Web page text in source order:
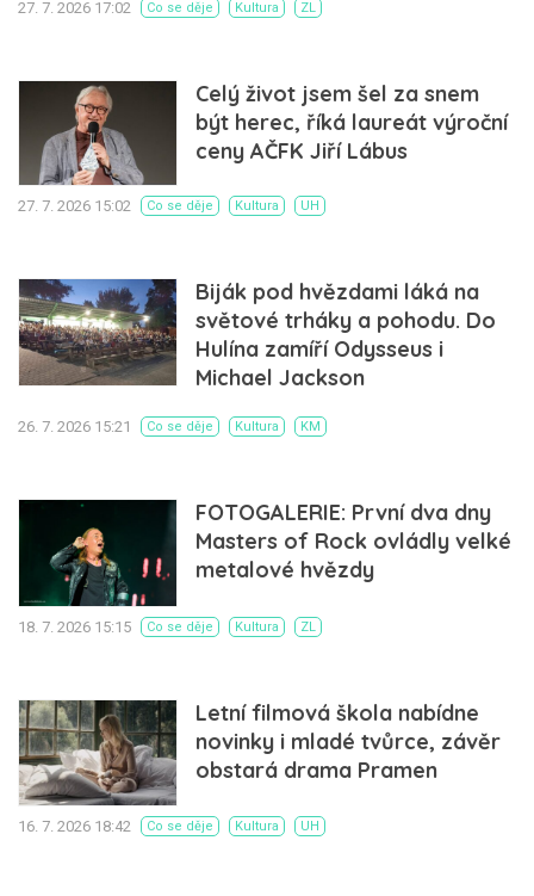
27. 7. 2026 17:02 Co se děje Kultura ZL
Celý život jsem šel za snem
být herec, říká laureát výroční
ceny AČFK Jiří Lábus
27. 7. 2026 15:02 Co se děje Kultura UH
Biják pod hvězdami láká na
světové trháky a pohodu. Do
Hulína zamíří Odysseus i
Michael Jackson
26. 7. 2026 15:21 Co se děje Kultura KM
FOTOGALERIE: První dva dny
Masters of Rock ovládly velké
metalové hvězdy
18. 7. 2026 15:15 Co se děje Kultura ZL
Letní filmová škola nabídne
novinky i mladé tvůrce, závěr
obstará drama Pramen
16. 7. 2026 18:42 Co se děje Kultura UH